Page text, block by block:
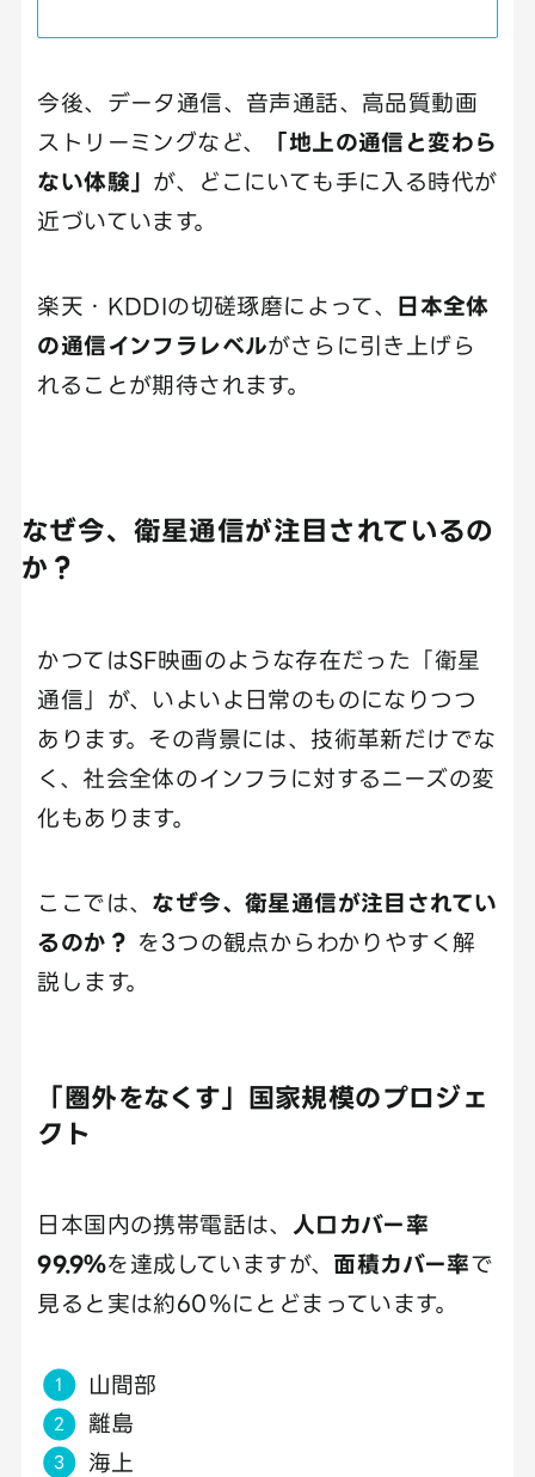
今後、データ通信、音声通話、高品質動画
ストリーミングなど、
「地上の通信と変わら
ない体験」 が、どこにいても手に入る時代が
近づいています。
楽天・KDDIの切磋琢磨によって、
日本全体
の通信インフラレベルがさらに引き上げら
れることが期待されます。
なぜ今、衛星通信が注目されているの
か？
かつてはSF映画のような存在だった「衛星
通信」が、いよいよ日常のものになりつつ
あります。その背景には、技術革新だけでな
く、社会全体のインフラに対するニーズの変
化もあります。
ここでは、 なぜ今、衛星通信が注目されてい
るのか？ を3つの観点からわかりやすく解
説します。
「圏外をなくす」国家規模のプロジェ
クト
日本国内の携帯電話は、
人口カバー率
99.9％を達成していますが、 面積カバー率で
見ると実は約60％にとどまっています。
山間部
離島
海上